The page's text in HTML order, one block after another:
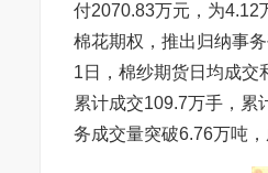
付2070.83万元，为4.12
棉花期权，推出归纳事
1日，棉纱期货日均成交
累计成交109.7万手，累
务成交量突破6.76万吨